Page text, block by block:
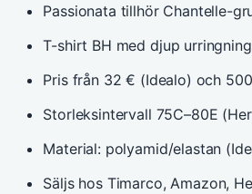
Passionata tillhör Chantelle-
T-shirt BH med djup
Pris från 32 € (Idealo) och
Storleksintervall 75C–80E
Material: polyamid/elastan
Säljs hos Timarco, Amazon,